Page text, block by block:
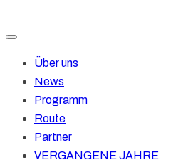
Über uns
News
Programm
Route
Partner
VERGANGENE JAHRE